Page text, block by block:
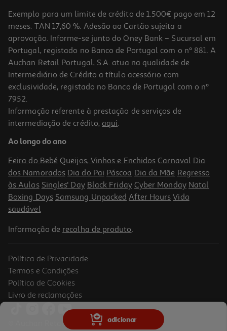
adicionar
Exemplo para um limite de crédito de 1.500€ pago em 12
meses. TAN 17,60 %. Adesão ao Cartão sujeita a
aprovação. Informe-se junto do Oney Bank – Sucursal em
Portugal, registado no Banco de Portugal com o nº 881. A
Auchan Retail Portugal, S.A. atua na qualidade de
Intermediário de Crédito a título acessório com
exclusividade, registado no Banco de Portugal com o nº
7952.
Informação referente à prestação de serviços de
intermediação de crédito, aqui.
Ao longo do ano
Feira do Bebé Queijos, Vinhos e Enchidos Carnaval Dia
dos Namorados Dia do Pai Páscoa Dia da Mãe Regresso
às Aulas Singles' Day Black Friday Cyber Monday Natal
Boxing Days Samsung Unpacked After Hours Vida
saudável
Informação de recolha de produto.
Política de Privacidade
Termos e Condições
Política de Cookies
Livro de reclamações
© Auchan Retail Portugal